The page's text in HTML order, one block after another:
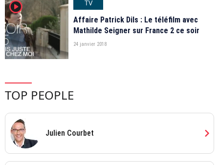
player2
TV
Affaire Patrick Dils : Le téléfilm avec
Mathilde Seigner sur France 2 ce soir
24 janvier 2018
TOP PEOPLE
Julien Courbet chevron_right